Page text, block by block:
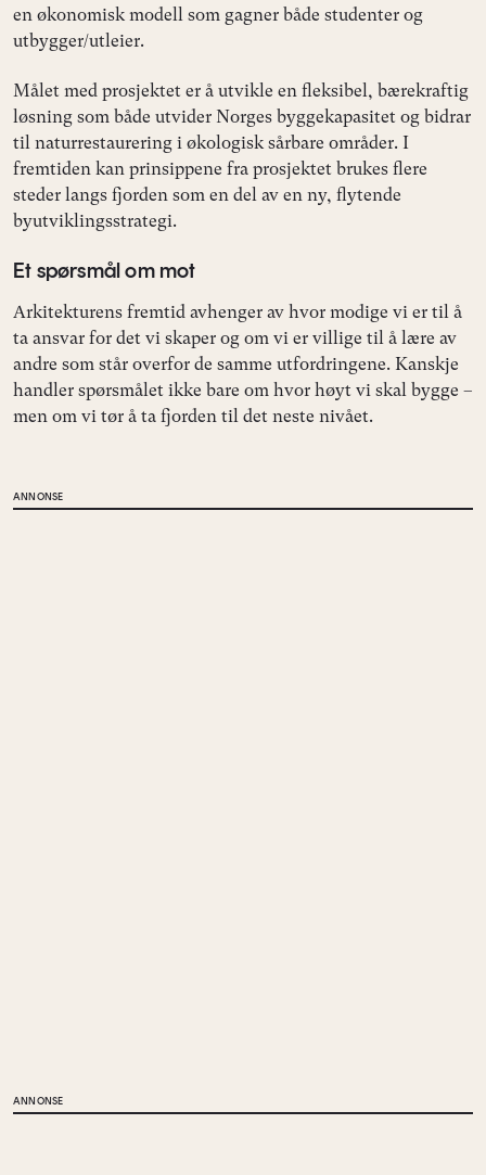
en økonomisk modell som gagner både studenter og
utbygger/utleier.
Målet med prosjektet er å utvikle en fleksibel, bærekraftig
løsning som både utvider Norges byggekapasitet og bidrar
til naturrestaurering i økologisk sårbare områder. I
fremtiden kan prinsippene fra prosjektet brukes flere
steder langs fjorden som en del av en ny, flytende
byutviklingsstrategi.
Et spørsmål om mot
Arkitekturens fremtid avhenger av hvor modige vi er til å
ta ansvar for det vi skaper og om vi er villige til å lære av
andre som står overfor de samme utfordringene. Kanskje
handler spørsmålet ikke bare om hvor høyt vi skal bygge –
men om vi tør å ta fjorden til det neste nivået.
ANNONSE
ANNONSE